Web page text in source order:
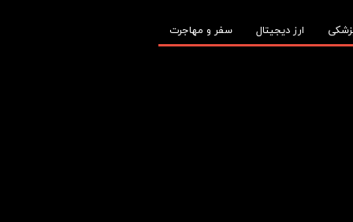
ارز دیجیتال سفر و مهاجرت